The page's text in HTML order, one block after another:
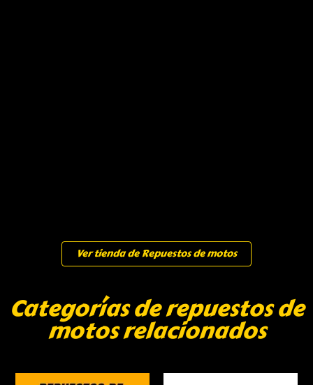
Ver tienda de Repuestos de motos
Categorías de repuestos de
motos relacionados